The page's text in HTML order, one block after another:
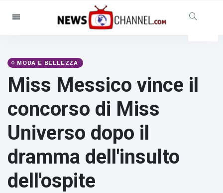
Categorie
Sociale e divertimento
Cinema e TV
(81)
Celebrità
(13938)
Moda e bellezza
(122)
Cibo e bevande
(79)
Giochi
(160)
MODA E BELLEZZA
Miss Messico vince il
concorso di Miss
Universo dopo il
dramma dell'insulto
dell'ospite